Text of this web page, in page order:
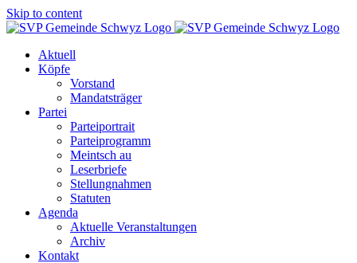
Skip to content
Aktuell
Köpfe
Vorstand
Mandatsträger
Partei
Parteiportrait
Parteiprogramm
Meintsch au
Leserbriefe
Stellungnahmen
Statuten
Agenda
Aktuelle Veranstaltungen
Archiv
Kontakt